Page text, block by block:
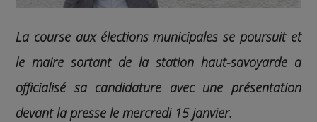
La course aux élections municipales se poursuit et
le maire sortant de la station haut-savoyarde a
officialisé sa candidature avec une présentation
devant la presse le mercredi 15 janvier.